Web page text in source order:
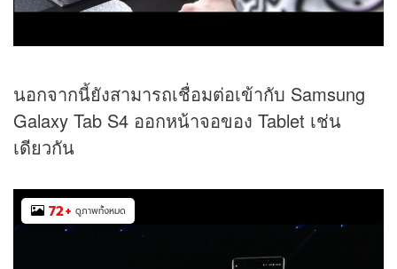
นอกจากนี้ยังสามารถเชื่อมต่อเข้ากับ Samsung
Galaxy Tab S4 ออกหน้าจอของ Tablet เช่น
เดียวกัน
72+ ดูภาพทั้งหมด